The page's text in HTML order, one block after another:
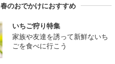
春のおでかけにおすすめ
いちご狩り特集
家族や友達を誘って新鮮ないち
ごを食べに行こう